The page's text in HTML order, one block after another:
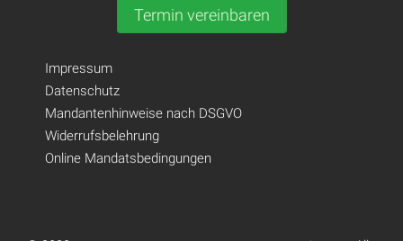
Termin vereinbaren
Impressum
Datenschutz
Mandantenhinweise nach DSGVO
Widerrufsbelehrung
Online Mandatsbedingungen